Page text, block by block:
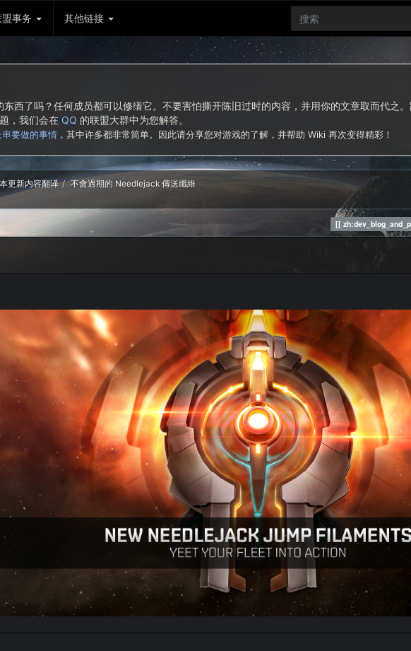
盟事务 其他链接
西了吗？任何成员都可以修缮它。不要害怕撕开陈旧过时的内容，并用你的文章取而代之
，我们会在 QQ 的联盟大群中为您解答。
要做的事情，其中许多都非常简单。因此请分享您对游戏的了解，并帮助 Wiki 再次变得精彩！
更新内容翻译
不會過期的 Needlejack 傳送纖維